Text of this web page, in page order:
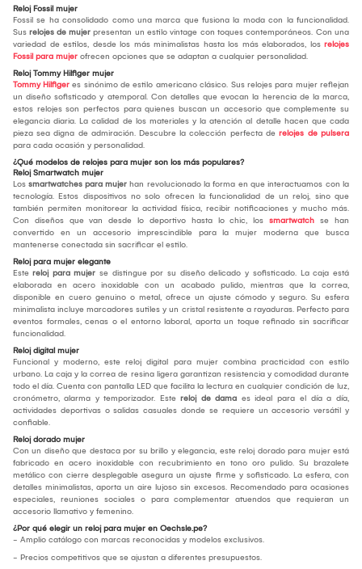
Reloj Fossil mujer
Fossil se ha consolidado como una marca que fusiona la moda con la funcionalidad.
Sus relojes de mujer presentan un estilo vintage con toques contemporáneos. Con una
variedad de estilos, desde los más minimalistas hasta los más elaborados, los relojes
Fossil para mujer ofrecen opciones que se adaptan a cualquier personalidad.
Reloj Tommy Hilfiger mujer
Tommy Hilfiger es sinónimo de estilo americano clásico. Sus relojes para mujer reflejan
un diseño sofisticado y atemporal. Con detalles que evocan la herencia de la marca,
estos relojes son perfectos para quienes buscan un accesorio que complemente su
elegancia diaria. La calidad de los materiales y la atención al detalle hacen que cada
pieza sea digna de admiración. Descubre la colección perfecta de relojes de pulsera
para cada ocasión y personalidad.
¿Qué modelos de relojes para mujer son los más populares?
Reloj Smartwatch mujer
Los smartwatches para mujer han revolucionado la forma en que interactuamos con la
tecnología. Estos dispositivos no solo ofrecen la funcionalidad de un reloj, sino que
también permiten monitorear la actividad física, recibir notificaciones y mucho más.
Con diseños que van desde lo deportivo hasta lo chic, los smartwatch se han
convertido en un accesorio imprescindible para la mujer moderna que busca
mantenerse conectada sin sacrificar el estilo.
Reloj para mujer elegante
Este reloj para mujer se distingue por su diseño delicado y sofisticado. La caja está
elaborada en acero inoxidable con un acabado pulido, mientras que la correa,
disponible en cuero genuino o metal, ofrece un ajuste cómodo y seguro. Su esfera
minimalista incluye marcadores sutiles y un cristal resistente a rayaduras. Perfecto para
eventos formales, cenas o el entorno laboral, aporta un toque refinado sin sacrificar
funcionalidad.
Reloj digital mujer
Funcional y moderno, este reloj digital para mujer combina practicidad con estilo
urbano. La caja y la correa de resina ligera garantizan resistencia y comodidad durante
todo el día. Cuenta con pantalla LED que facilita la lectura en cualquier condición de luz,
cronómetro, alarma y temporizador. Este reloj de dama es ideal para el día a día,
actividades deportivas o salidas casuales donde se requiere un accesorio versátil y
confiable.
Reloj dorado mujer
Con un diseño que destaca por su brillo y elegancia, este reloj dorado para mujer está
fabricado en acero inoxidable con recubrimiento en tono oro pulido. Su brazalete
metálico con cierre desplegable asegura un ajuste firme y sofisticado. La esfera, con
detalles minimalistas, aporta un aire lujoso sin excesos. Recomendado para ocasiones
especiales, reuniones sociales o para complementar atuendos que requieran un
accesorio llamativo y femenino.
¿Por qué elegir un reloj para mujer en Oechsle.pe?
- Amplio catálogo con marcas reconocidas y modelos exclusivos.
- Precios competitivos que se ajustan a diferentes presupuestos.